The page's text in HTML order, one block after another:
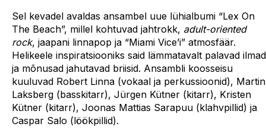
Sel kevadel avaldas ansambel uue lühialbumi “Lex On
The Beach”, millel kohtuvad jahtrokk, adult-oriented
rock, jaapani linnapop ja “Miami Vice’i” atmosfäär.
Helikeele inspiratsiooniks said lämmatavalt palavad ilmad
ja mõnusad jahutavad briisid. Ansambli koosseisu
kuuluvad Robert Linna (vokaal ja perkussioonid), Martin
Laksberg (basskitarr), Jürgen Kütner (kitarr), Kristen
Kütner (kitarr), Joonas Mattias Sarapuu (klahvpillid) ja
Caspar Salo (löökpillid).